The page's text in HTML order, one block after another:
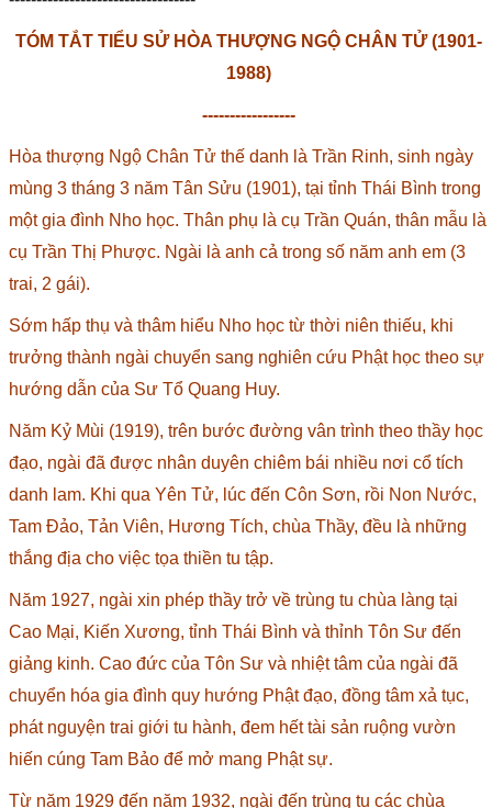
TÓM TẮT TIỂU SỬ HÒA THƯỢNG NGỘ CHÂN TỬ (1901-
1988)
-----------------
Hòa thượng Ngộ Chân Tử thế danh là Trần Rinh, sinh ngày
mùng 3 tháng 3 năm Tân Sửu (1901), tại tỉnh Thái Bình trong
một gia đình Nho học. Thân phụ là cụ Trần Quán, thân mẫu là
cụ Trần Thị Phược. Ngài là anh cả trong số năm anh em (3
trai, 2 gái).
Sớm hấp thụ và thâm hiểu Nho học từ thời niên thiếu, khi
trưởng thành ngài chuyển sang nghiên cứu Phật học theo sự
hướng dẫn của Sư Tổ Quang Huy.
Năm Kỷ Mùi (1919), trên bước đường vân trình theo thầy học
đạo, ngài đã được nhân duyên chiêm bái nhiều nơi cổ tích
danh lam. Khi qua Yên Tử, lúc đến Côn Sơn, rồi Non Nước,
Tam Đảo, Tản Viên, Hương Tích, chùa Thầy, đều là những
thắng địa cho việc tọa thiền tu tập.
Năm 1927, ngài xin phép thầy trở về trùng tu chùa làng tại
Cao Mại, Kiến Xương, tỉnh Thái Bình và thỉnh Tôn Sư đến
giảng kinh. Cao đức của Tôn Sư và nhiệt tâm của ngài đã
chuyển hóa gia đình quy hướng Phật đạo, đồng tâm xả tục,
phát nguyện trai giới tu hành, đem hết tài sản ruộng vườn
hiến cúng Tam Bảo để mở mang Phật sự.
Từ năm 1929 đến năm 1932, ngài đến trùng tu các chùa